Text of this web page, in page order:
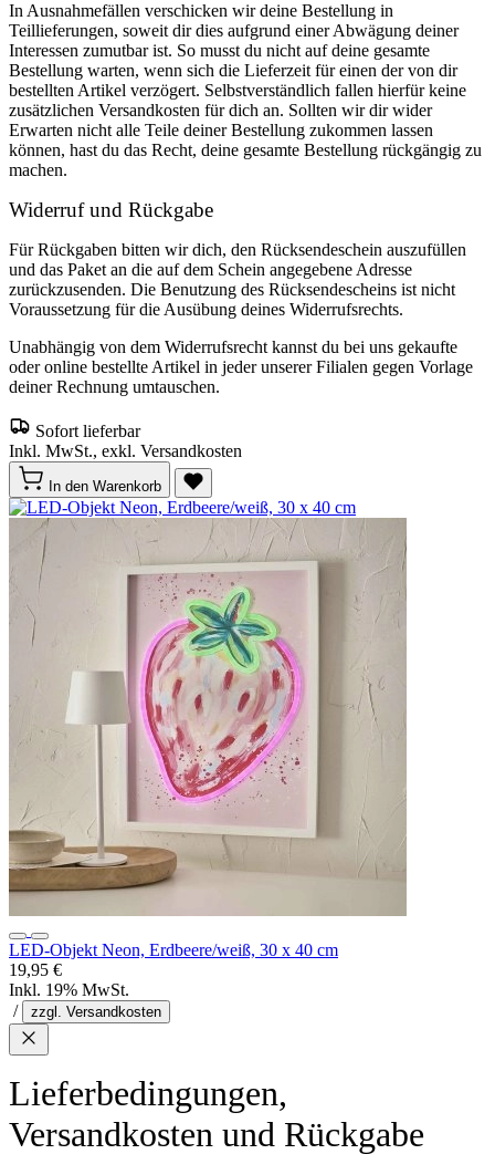
In Ausnahmefällen verschicken wir deine Bestellung in
Teillieferungen, soweit dir dies aufgrund einer Abwägung deiner
Interessen zumutbar ist. So musst du nicht auf deine gesamte
Bestellung warten, wenn sich die Lieferzeit für einen der von dir
bestellten Artikel verzögert. Selbstverständlich fallen hierfür keine
zusätzlichen Versandkosten für dich an. Sollten wir dir wider
Erwarten nicht alle Teile deiner Bestellung zukommen lassen
können, hast du das Recht, deine gesamte Bestellung rückgängig zu
machen.
Widerruf und Rückgabe
Für Rückgaben bitten wir dich, den Rücksendeschein auszufüllen
und das Paket an die auf dem Schein angegebene Adresse
zurückzusenden. Die Benutzung des Rücksendescheins ist nicht
Voraussetzung für die Ausübung deines Widerrufsrechts.
Unabhängig von dem Widerrufsrecht kannst du bei uns gekaufte
oder online bestellte Artikel in jeder unserer Filialen gegen Vorlage
deiner Rechnung umtauschen.
Sofort lieferbar
Inkl. MwSt., exkl. Versandkosten
In den Warenkorb
LED-Objekt Neon, Erdbeere/weiß, 30 x 40 cm
19,95 €
Inkl. 19% MwSt.
/
zzgl. Versandkosten
Lieferbedingungen,
Versandkosten und Rückgabe